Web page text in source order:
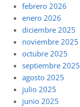
febrero 2026
enero 2026
diciembre 2025
noviembre 2025
octubre 2025
septiembre 2025
agosto 2025
julio 2025
junio 2025